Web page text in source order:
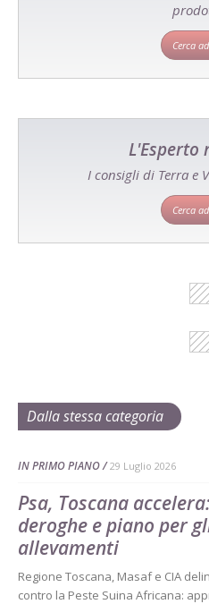
Cerca
L'Esperto
I consigli di Terra e
Cerca
Dalla stessa categoria
IN PRIMO PIANO 29 Luglio 2026
Psa, Toscana accelera:
deroghe e piano per
allevamenti
Regione Toscana, Masaf e CIA
contro la Peste Suina Africana: